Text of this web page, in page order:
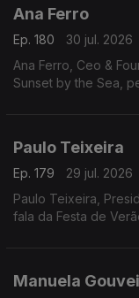
Ana Ferro
Ep. 180
30 jul. 2026
Ana Ferro, Ceo &
Sunset by the Sea,
Paulo Teixeira
Ep. 179
29 jul. 2026
Paulo Teixeira,
fala da Festa de
A entrada é gratuita
Manuela